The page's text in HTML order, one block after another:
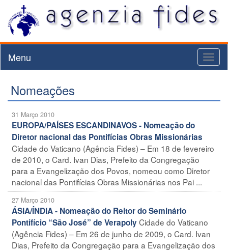
Menu
Nomeações
31 Março 2010
EUROPA/PAÍSES ESCANDINAVOS - Nomeação do
Diretor nacional das Pontifícias Obras Missionárias
Cidade do Vaticano (Agência Fides) – Em 18 de fevereiro
de 2010, o Card. Ivan Dias, Prefeito da Congregação
para a Evangelização dos Povos, nomeou como Diretor
nacional das Pontifícias Obras Missionárias nos Pai ...
27 Março 2010
ÁSIA/ÍNDIA - Nomeação do Reitor do Seminário
Pontifício “São José” de VerapolyCidade do Vaticano
(Agência Fides) – Em 26 de junho de 2009, o Card. Ivan
Dias, Prefeito da Congregação para a Evangelização dos